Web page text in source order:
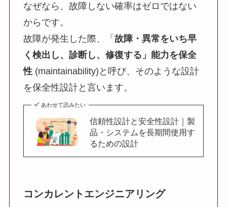
なぜなら、故障しない確率はゼロではない
からです。
故障が発生した際、「 故障・異常をいち早
く検出し、診断し、修復する」能力を保全
性(maintainability)と呼び、そのような設計
を保全性設計と言います。
あわせて読みたい
信頼性設計と安全性設計｜製
品・システムを長期間使用す
るための設計
コンカレントエンジニアリング